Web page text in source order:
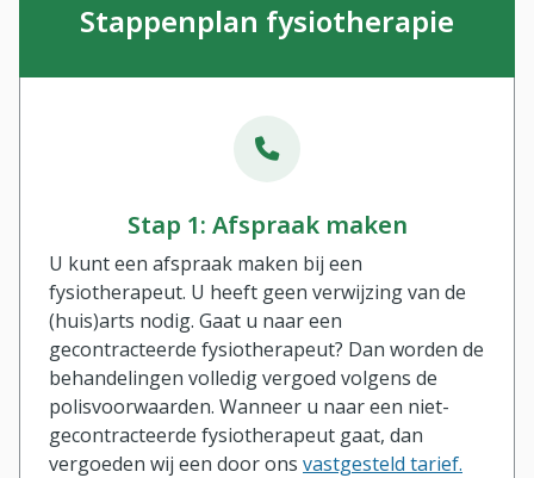
Stappenplan fysiotherapie
Stap 1: Afspraak maken
U kunt een afspraak maken bij een
fysiotherapeut. U heeft geen verwijzing van de
(huis)arts nodig. Gaat u naar een
gecontracteerde fysiotherapeut? Dan worden de
behandelingen volledig vergoed volgens de
polisvoorwaarden. Wanneer u naar een niet-
gecontracteerde fysiotherapeut gaat, dan
vergoeden wij een door ons vastgesteld tarief.